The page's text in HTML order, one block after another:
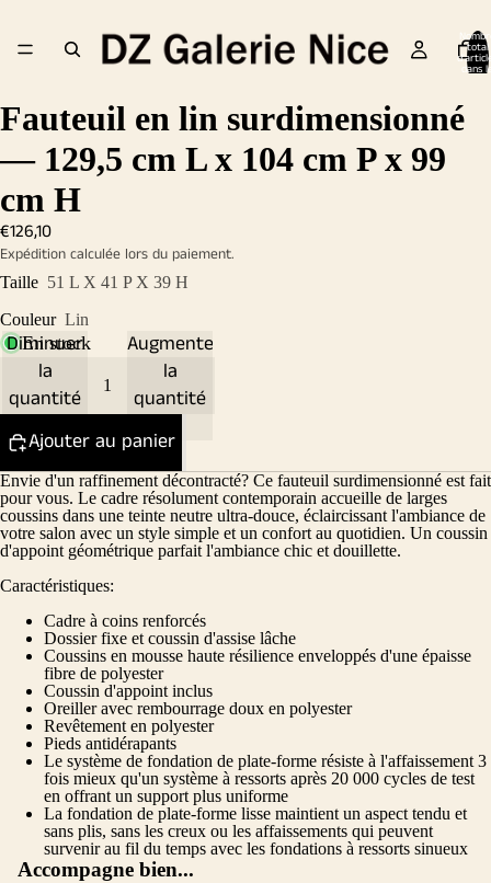
total
dans
Fauteuil en lin surdimensionné
— 129,5 cm L x 104 cm P x 99
cm H
€126,10
Expédition calculée lors du paiement.
Taille 51 L X 41 P X 39 H
Couleur Lin
En stock
Diminuer
la
quantité
Augmenter
la
quantité
Ajouter au panier
Envie d'un raffinement décontracté? Ce fauteuil surdimensionné est fait
pour vous. Le cadre résolument contemporain accueille de larges
coussins dans une teinte neutre ultra-douce, éclaircissant l'ambiance de
votre salon avec un style simple et un confort au quotidien. Un coussin
d'appoint géométrique parfait l'ambiance chic et douillette.
Caractéristiques:
Cadre à coins renforcés
Dossier fixe et coussin d'assise lâche
Coussins en mousse haute résilience enveloppés d'une épaisse
fibre de polyester
Coussin d'appoint inclus
Oreiller avec rembourrage doux en polyester
Revêtement en polyester
Pieds antidérapants
Le système de fondation de plate-forme résiste à l'affaissement 3
fois mieux qu'un système à ressorts après 20 000 cycles de test
en offrant un support plus uniforme
La fondation de plate-forme lisse maintient un aspect tendu et
sans plis, sans les creux ou les affaissements qui peuvent
survenir au fil du temps avec les fondations à ressorts sinueux
Accompagne bien...